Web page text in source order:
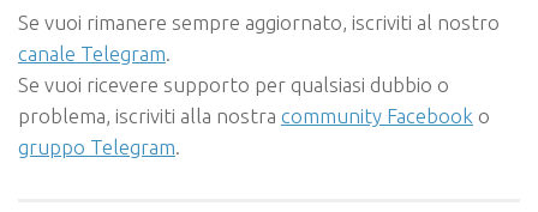
Se vuoi rimanere sempre aggiornato, iscriviti al nostro
canale Telegram.
Se vuoi ricevere supporto per qualsiasi dubbio o
problema, iscriviti alla nostra community Facebook o
gruppo Telegram.